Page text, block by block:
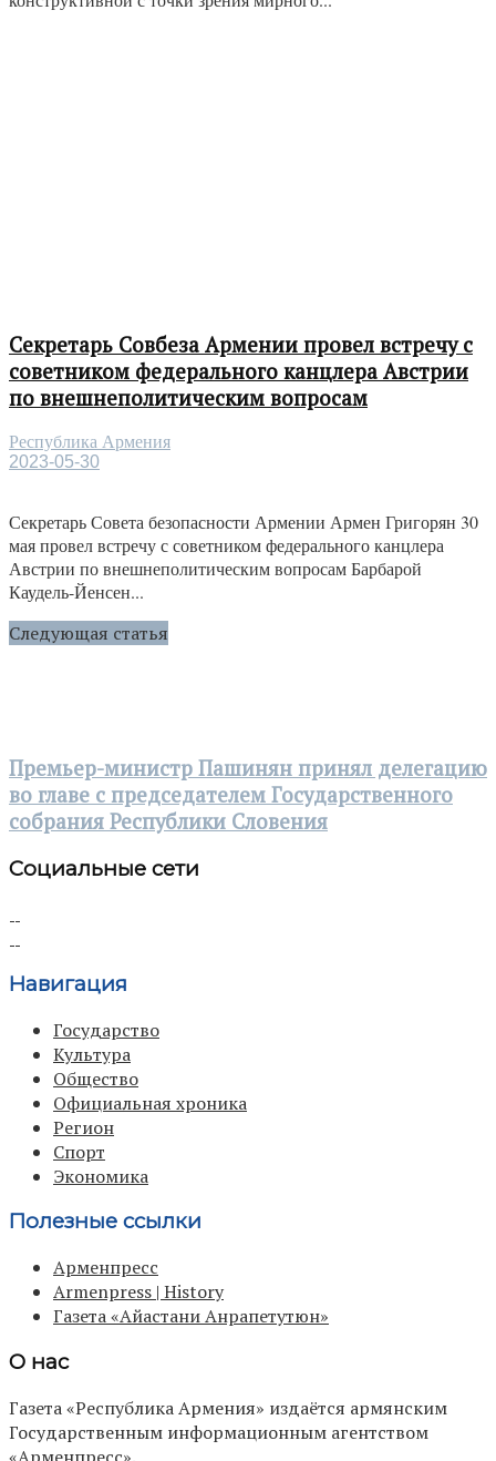
Секретарь Совбеза Армении провел встречу с
советником федерального канцлера Австрии
по внешнеполитическим вопросам
Республика Армения
2023-05-30
Секретарь Совета безопасности Армении Армен Григорян 30
мая провел встречу с советником федерального канцлера
Австрии по внешнеполитическим вопросам Барбарой
Каудель-Йенсен...
Следующая статья
Премьер-министр Пашинян принял делегацию
во главе с председателем Государственного
собрания Республики Словения
Социальные сети
Навигация
Государство
Культура
Общество
Официальная хроника
Регион
Спорт
Экономика
Полезные ссылки
Арменпресс
Armenpress | History
Газета «Айастани Анрапетутюн»
О нас
Газета «Республика Армения» издаётся армянским
Государственным информационным агентством
«Арменпресс».